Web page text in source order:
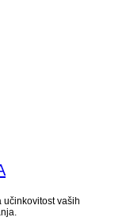
učinkovitost vaših